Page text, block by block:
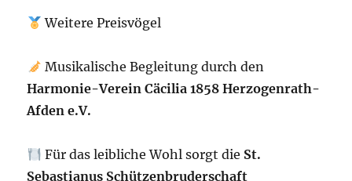
Weitere Preisvögel
Musikalische Begleitung durch den
Harmonie-Verein Cäcilia 1858 Herzogenrath-
Afden e.V.
Für das leibliche Wohl sorgt die St.
Sebastianus Schützenbruderschaft